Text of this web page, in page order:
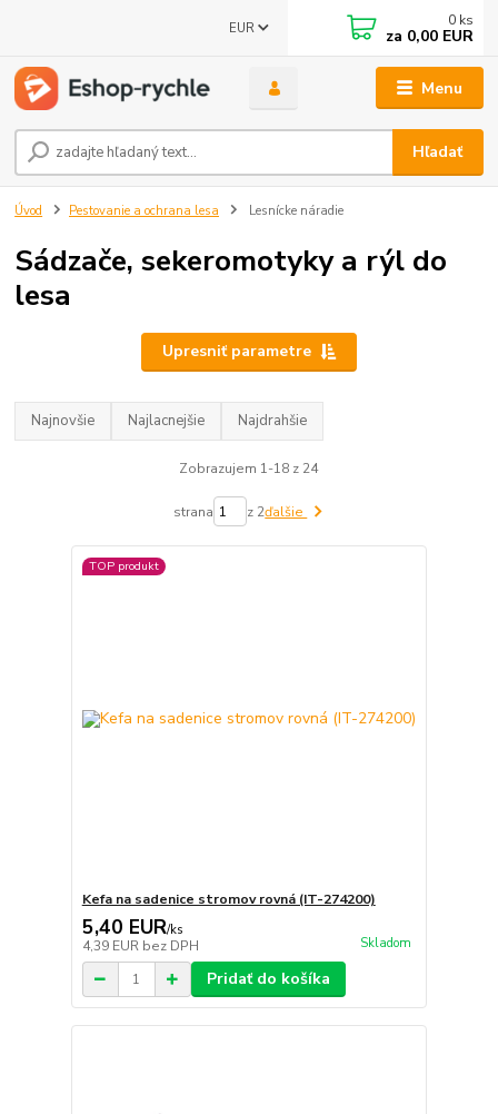
Menu
EUR
Hľadať
0 ks
za 0,00 EUR
Úvod Pestovanie a ochrana lesa Lesnícke náradie
Sádzače, sekeromotyky a rýl do
lesa
Upresniť parametre
Najnovšie Najlacnejšie Najdrahšie
Zobrazujem 1-18 z 24
strana z 2ďalšie
TOP produkt
Kefa na sadenice stromov rovná (IT-274200)
5,40 EUR/ks
4,39 EUR bez DPH Skladom
Pridať do košíka